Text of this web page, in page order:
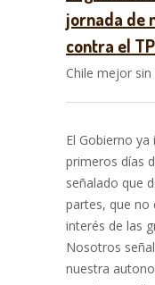
jornada de
contra el
Chile mejor
El Gobierno
primeros días
señalado que
partes, que no
interés de las
Nosotros
nuestra